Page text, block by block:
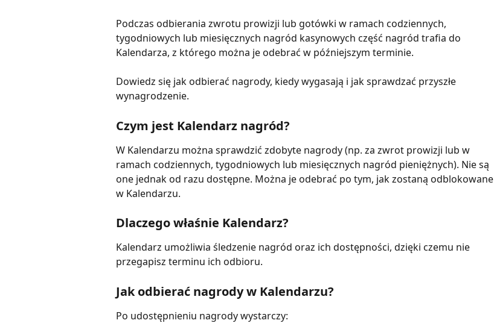
Podczas odbierania zwrotu prowizji lub gotówki w ramach codziennych,
tygodniowych lub miesięcznych nagród kasynowych część nagród trafia do
Kalendarza, z którego można je odebrać w późniejszym terminie.
Dowiedz się jak odbierać nagrody, kiedy wygasają i jak sprawdzać przyszłe
wynagrodzenie.
Czym jest Kalendarz nagród?
W Kalendarzu można sprawdzić zdobyte nagrody (np. za zwrot prowizji lub w
ramach codziennych, tygodniowych lub miesięcznych nagród pieniężnych). Nie są
one jednak od razu dostępne. Można je odebrać po tym, jak zostaną odblokowane
w Kalendarzu.
Dlaczego właśnie Kalendarz?
Kalendarz umożliwia śledzenie nagród oraz ich dostępności, dzięki czemu nie
przegapisz terminu ich odbioru.
Jak odbierać nagrody w Kalendarzu?
Po udostępnieniu nagrody wystarczy: